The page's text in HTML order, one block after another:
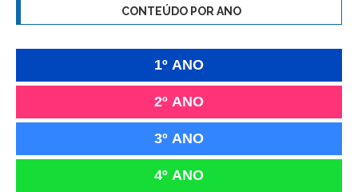
CONTEÚDO POR ANO
1º ANO
2º ANO
3º ANO
4º ANO